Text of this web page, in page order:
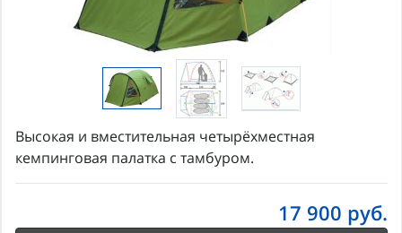
Высокая и вместительная четырёхместная
кемпинговая палатка с тамбуром.
17 900 руб.